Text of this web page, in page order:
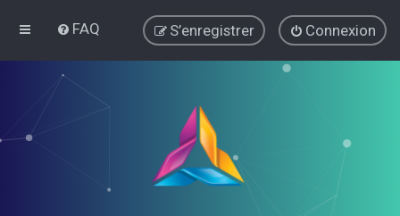
FAQ Connexion
S’enregistrer